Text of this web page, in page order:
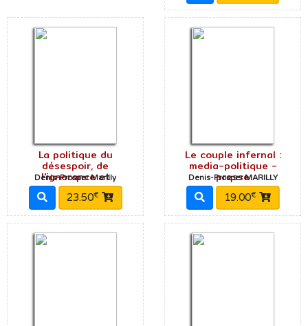
La politique du
désespoir, de
l'ignorance et
Denis-Prosper Marilly
23.50€
Le couple infernal :
media-politique -
presse
Denis-Prosper MARILLY
19.00€